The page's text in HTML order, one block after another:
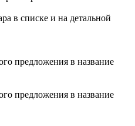
в списке и на детальной
предложения в название
предложения в название